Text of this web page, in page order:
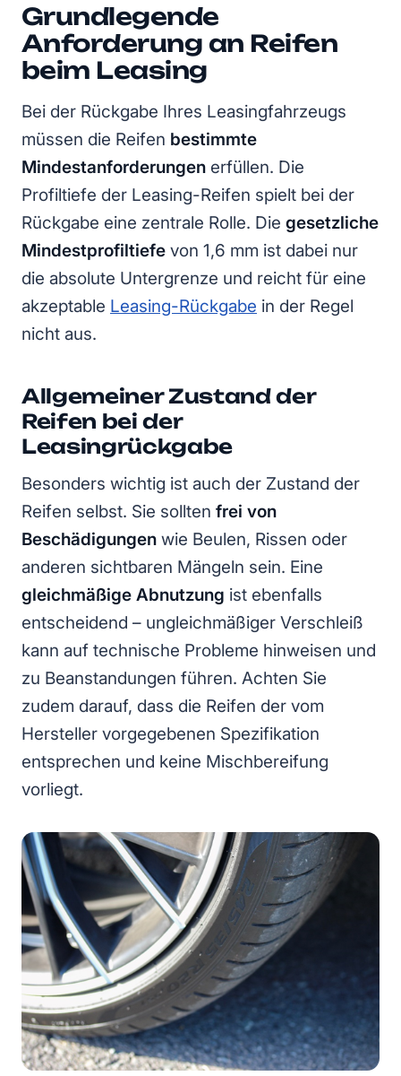
Grundlegende
Anforderung an Reifen
beim Leasing
Bei der Rückgabe Ihres Leasingfahrzeugs
müssen die Reifen bestimmte
Mindestanforderungen erfüllen. Die
Profiltiefe der Leasing-Reifen spielt bei der
Rückgabe eine zentrale Rolle. Die gesetzliche
Mindestprofiltiefe von 1,6 mm ist dabei nur
die absolute Untergrenze und reicht für eine
akzeptable Leasing-Rückgabe in der Regel
nicht aus.
Allgemeiner Zustand der
Reifen bei der
Leasingrückgabe
Besonders wichtig ist auch der Zustand der
Reifen selbst. Sie sollten frei von
Beschädigungen wie Beulen, Rissen oder
anderen sichtbaren Mängeln sein. Eine
gleichmäßige Abnutzung ist ebenfalls
entscheidend – ungleichmäßiger Verschleiß
kann auf technische Probleme hinweisen und
zu Beanstandungen führen. Achten Sie
zudem darauf, dass die Reifen der vom
Hersteller vorgegebenen Spezifikation
entsprechen und keine Mischbereifung
vorliegt.